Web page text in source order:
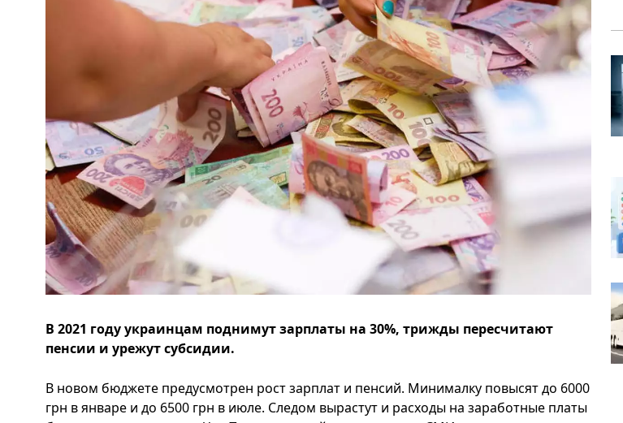
В 2021 году украинцам поднимут зарплаты на 30%, трижды пересчитают
пенсии и урежут субсидии.
В новом бюджете предусмотрен рост зарплат и пенсий. Минималку повысят до 6000
грн в январе и до 6500 грн в июле. Следом вырастут и расходы на заработные платы